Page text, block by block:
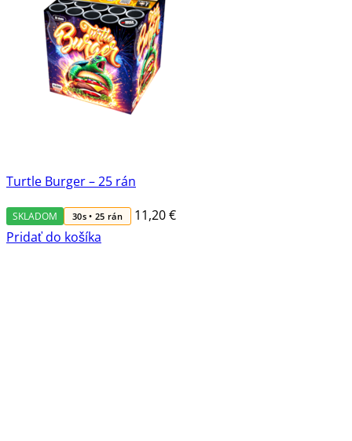
Turtle Burger – 25 rán
SKLADOM 30s • 25 rán 11,20€
Pridať do košíka